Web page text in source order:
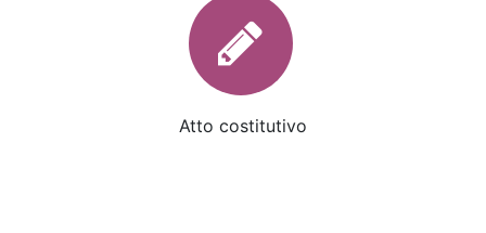
Atto costitutivo